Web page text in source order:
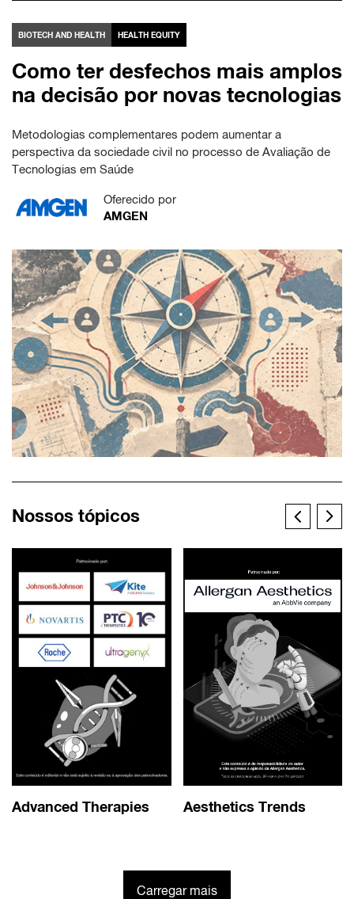
BIOTECH AND HEALTH HEALTH EQUITY
Como ter desfechos mais amplos
na decisão por novas tecnologias
Metodologias complementares podem aumentar a
perspectiva da sociedade civil no processo de Avaliação de
Tecnologias em Saúde
Oferecido por
AMGEN
Nossos tópicos
Advanced Therapies Aesthetics Trends
Carregar mais